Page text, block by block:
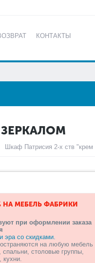
КОНТАКТЫ
Шкаф Патрисия 2-х ств "крем
НА МЕБЕЛЬ ФАБРИКИ
при оформлении заказа
эра со скидками.
на любую мебель
столовые группы,
кухни.